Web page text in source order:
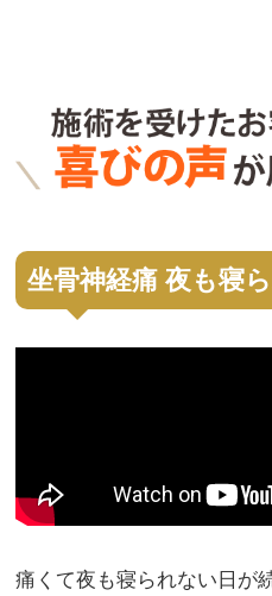
坐骨神経痛 夜も寝
痛くて夜も寝られない日が